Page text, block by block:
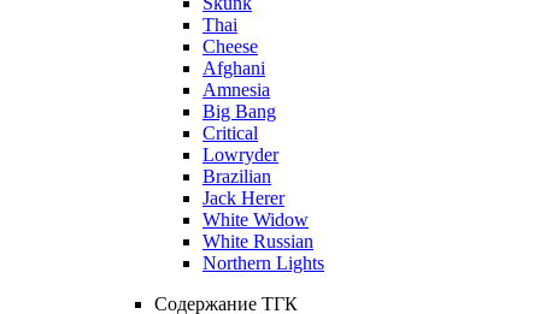
Thai
Cheese
Afghani
Amnesia
Big Bang
Critical
Lowryder
Brazilian
Jack Herer
White Widow
White Russian
Northern Lights
Содержание ТГК